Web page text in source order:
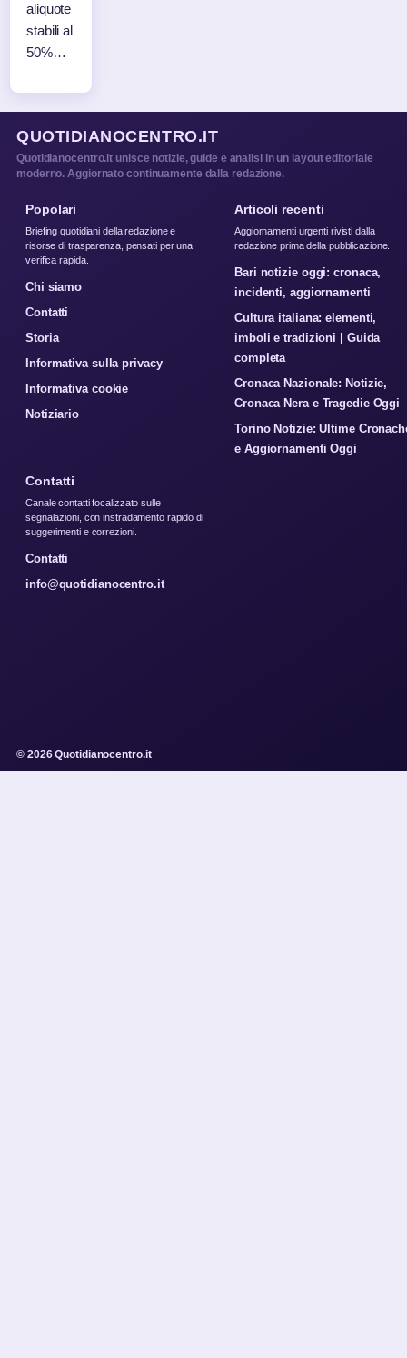
aliquote
stabili al
50%…
QUOTIDIANOCENTRO.IT
Quotidianocentro.it unisce notizie, guide e analisi in un layout editoriale
moderno. Aggiornato continuamente dalla redazione.
Popolari
Briefing quotidiani della redazione e
risorse di trasparenza, pensati per una
verifica rapida.
Chi siamo
Contatti
Storia
Informativa sulla privacy
Informativa cookie
Notiziario
Articoli recenti
Aggiornamenti urgenti rivisti dalla
redazione prima della pubblicazione.
Bari notizie oggi: cronaca,
incidenti, aggiornamenti
Cultura italiana: elementi,
imboli e tradizioni | Guida
completa
Cronaca Nazionale: Notizie,
Cronaca Nera e Tragedie Oggi
Torino Notizie: Ultime
e Aggiornamenti Oggi
Contatti
Canale contatti focalizzato sulle
segnalazioni, con instradamento rapido di
suggerimenti e correzioni.
Contatti
info@quotidianocentro.it
© 2026 Quotidianocentro.it